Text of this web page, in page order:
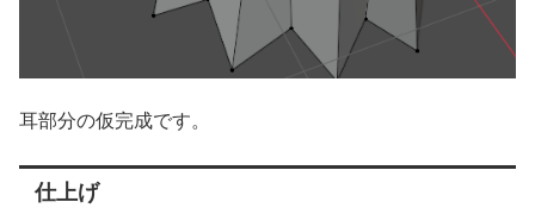
耳部分の仮完成です。
仕上げ